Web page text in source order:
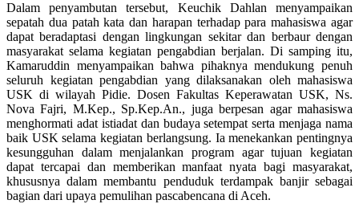
Dalam penyambutan tersebut, Keuchik Dahlan menyampaikan
sepatah dua patah kata dan harapan terhadap para mahasiswa agar
dapat beradaptasi dengan lingkungan sekitar dan berbaur dengan
masyarakat selama kegiatan pengabdian berjalan. Di samping itu,
Kamaruddin menyampaikan bahwa pihaknya mendukung penuh
seluruh kegiatan pengabdian yang dilaksanakan oleh mahasiswa
USK di wilayah Pidie. Dosen Fakultas Keperawatan USK, Ns.
Nova Fajri, M.Kep., Sp.Kep.An., juga berpesan agar mahasiswa
menghormati adat istiadat dan budaya setempat serta menjaga nama
baik USK selama kegiatan berlangsung. Ia menekankan pentingnya
kesungguhan dalam menjalankan program agar tujuan kegiatan
dapat tercapai dan memberikan manfaat nyata bagi masyarakat,
khususnya dalam membantu penduduk terdampak banjir sebagai
bagian dari upaya pemulihan pascabencana di Aceh.